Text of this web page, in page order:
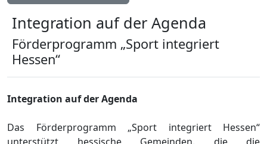
Integration auf der Agenda
Förderprogramm „Sport integriert
Hessen“
Integration auf der Agenda
Das Förderprogramm „Sport integriert Hessen“